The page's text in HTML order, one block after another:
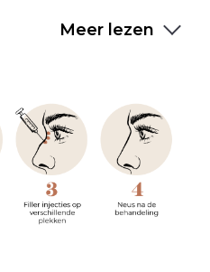
Meer lezen